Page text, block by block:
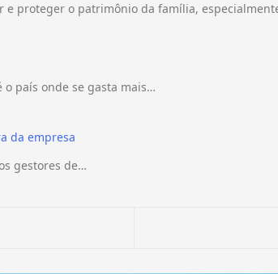
e proteger o patrimônio da família,
o país onde se gasta mais…
da empresa
gestores de…